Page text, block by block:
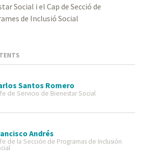
Social i el Cap de Secció de
de Inclusió Social
Santos Romero
de Servicio de Bienestar Social
Andrés
de la Sección de Programas de Inclusión